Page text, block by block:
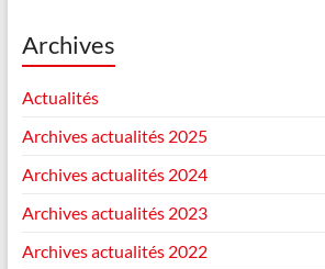
Archives
Actualités
Archives actualités 2025
Archives actualités 2024
Archives actualités 2023
Archives actualités 2022